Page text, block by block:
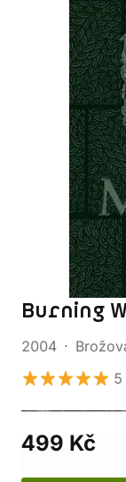
Burning
2004
5
499 Kč